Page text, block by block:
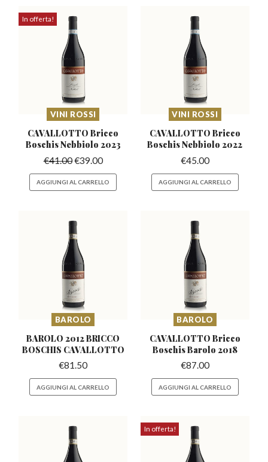
In offerta!
VINI ROSSI
CAVALLOTTO Bricco
BoschisNebbiolo 2023
€41.00€39.00
AGGIUNGI AL CARRELLO
VINI ROSSI
CAVALLOTTO Bricco
BoschisNebbiolo 2022
€45.00
AGGIUNGI AL CARRELLO
BAROLO
BAROLO 2012 BRICCO
BOSCHIS CAVALLOTTO
€81.50
AGGIUNGI AL CARRELLO
BAROLO
CAVALLOTTO Bricco
BoschisBarolo 2018
€87.00
AGGIUNGI AL CARRELLO
In offerta!